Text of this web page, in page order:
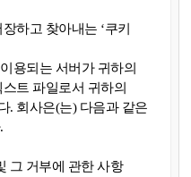
하고 찾아내는 ‘쿠키
용되는 서버가 귀하의
트 파일로서 귀하의
. 회사은(는) 다음과 같은
그 거부에 관한 사항